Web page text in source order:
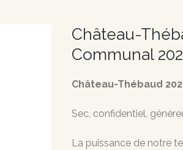
Château-
Communal
Château-Thébaud
Sec, confidentiel,
La puissance de notre